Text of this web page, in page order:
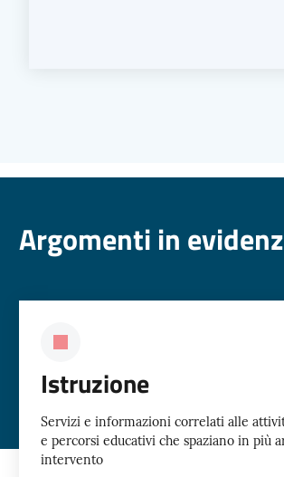
Argomenti in
Istruzione
Servizi e informazioni correlati alle
e percorsi educativi che spaziano in più
intervento